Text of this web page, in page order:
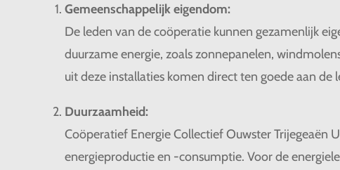
Gemeenschappelijk eigendom:
De leden van de coöperatie kunnen gezamenlijk
duurzame energie, zoals zonnepanelen,
uit deze installaties komen direct ten goede aan de
Duurzaamheid:
Coöperatief Energie Collectief Ouwster Trijegeaën
energieproductie en -consumptie. Voor de